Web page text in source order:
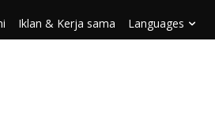
Iklan & Kerja sama Languages